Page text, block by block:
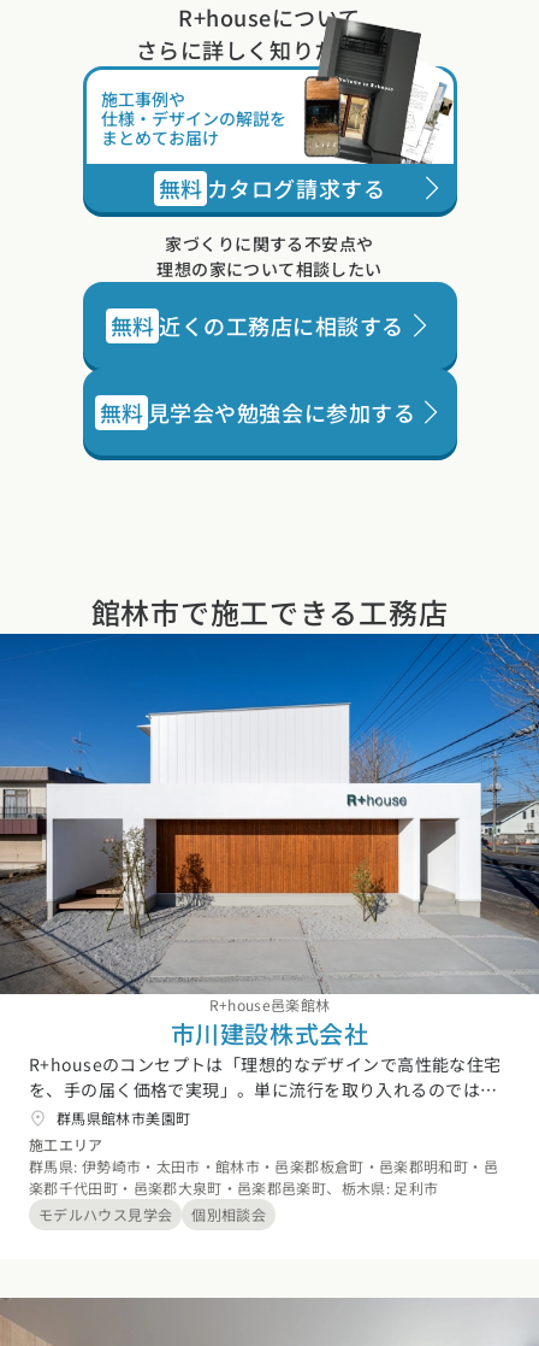
R+houseについて
さらに詳しく知りたい方は
施工事例や
仕様・デザインの解説を
まとめてお届け
無料 カタログ請求する
家づくりに関する不安点や
理想の家について相談したい
無料近くの工務店に相談する
無料 見学会や勉強会に参加する
館林市で施工できる工務店
R+house邑楽館林
市川建設株式会社
R+houseのコンセプトは「理想的なデザインで高性能な住宅
を、手の届く価格で実現」。単に流行を取り入れるのではな
く、飽きのこない普遍的なデザインと設備で、快適性・省エ
ネ性・耐久性を追求し、コストの無駄を省き、手軽に感じら
れる価格で提供する。これがR+houseのめざす""建築家住
宅""です。R+houseの根幹である""優秀な建築家""による設
計。マイホームを建てる時、ライフスタイルやご希望をヒア
群馬県館林市美園町
施工エリア
群馬県: 伊勢崎市・太田市・館林市・邑楽郡板倉町・邑楽郡明和町・邑
楽郡千代田町・邑楽郡大泉町・邑楽郡邑楽町、栃木県: 足利市
モデルハウス見学会
個別相談会